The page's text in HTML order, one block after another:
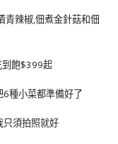
青辣椒,佃煮金針菇和佃
6種小菜都準備好了
只須拍照就好